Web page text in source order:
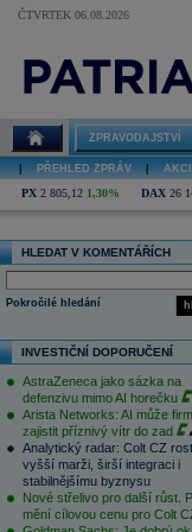
ČTVRTEK 06.08.2026
ZPRAVODAJSTVÍ
PŘEHLED ZPRÁV
PX 2 805,12 1,30% DAX 26
HLEDAT V KOMENTÁŘÍCH
Pokročilé hledání
INVESTIČNÍ DOPORUČENÍ
AstraZeneca jako sázka na
defenzivu mimo AI horečku
Arista Networks: AI může
zajistit příznivý vítr do zad
Analytický radar: Colt CZ
vyšší marži, širší integraci i
stabilnějšímu byznysu
Nové střelivo pro další růst.
mění cílovou cenu pro Colt